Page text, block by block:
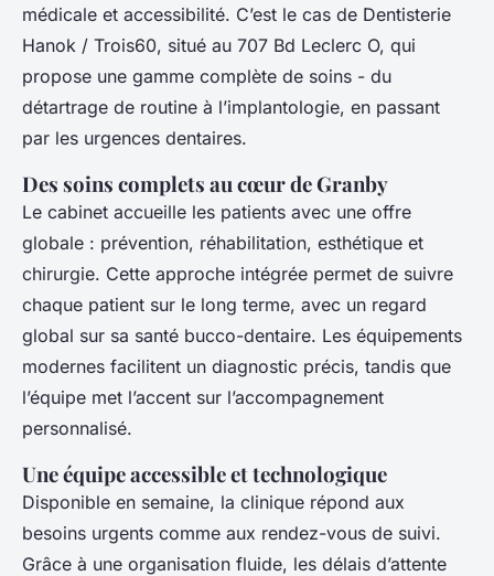
médicale et accessibilité. C’est le cas de Dentisterie
Hanok / Trois60, situé au 707 Bd Leclerc O, qui
propose une gamme complète de soins - du
détartrage de routine à l’implantologie, en passant
par les urgences dentaires.
Des soins complets au cœur de Granby
Le cabinet accueille les patients avec une offre
globale : prévention, réhabilitation, esthétique et
chirurgie. Cette approche intégrée permet de suivre
chaque patient sur le long terme, avec un regard
global sur sa santé bucco-dentaire. Les équipements
modernes facilitent un diagnostic précis, tandis que
l’équipe met l’accent sur l’accompagnement
personnalisé.
Une équipe accessible et technologique
Disponible en semaine, la clinique répond aux
besoins urgents comme aux rendez-vous de suivi.
Grâce à une organisation fluide, les délais d’attente